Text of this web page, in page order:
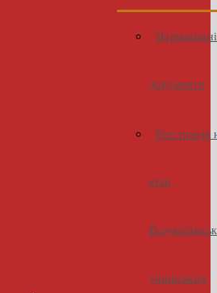
Нормативні
документи
Реєстрація
етап
учнівських